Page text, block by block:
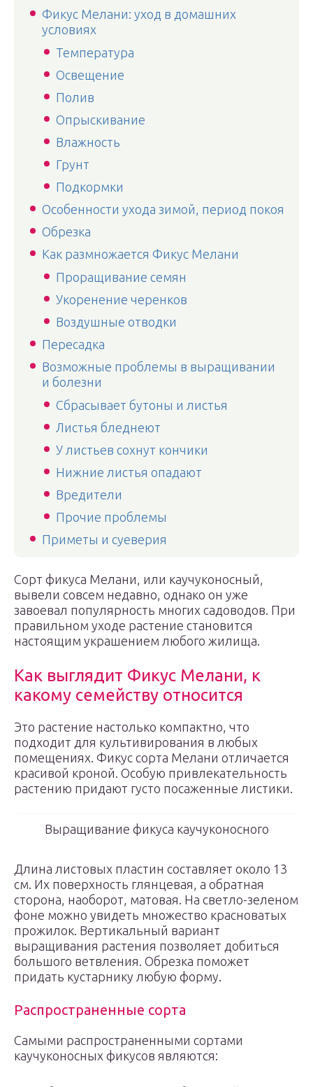
Фикус Мелани: уход в домашних
условиях
Температура
Освещение
Полив
Опрыскивание
Влажность
Грунт
Подкормки
Особенности ухода зимой, период покоя
Обрезка
Как размножается Фикус Мелани
Проращивание семян
Укоренение черенков
Воздушные отводки
Пересадка
Возможные проблемы в выращивании
и болезни
Сбрасывает бутоны и листья
Листья бледнеют
У листьев сохнут кончики
Нижние листья опадают
Вредители
Прочие проблемы
Приметы и суеверия
Сорт фикуса Мелани, или каучуконосный,
вывели совсем недавно, однако он уже
завоевал популярность многих садоводов. При
правильном уходе растение становится
настоящим украшением любого жилища.
Как выглядит Фикус Мелани, к
какому семейству относится
Это растение настолько компактно, что
подходит для культивирования в любых
помещениях. Фикус сорта Мелани отличается
красивой кроной. Особую привлекательность
растению придают густо посаженные листики.
Выращивание фикуса каучуконосного
Длина листовых пластин составляет около 13
см. Их поверхность глянцевая, а обратная
сторона, наоборот, матовая. На светло-зеленом
фоне можно увидеть множество красноватых
прожилок. Вертикальный вариант
выращивания растения позволяет добиться
большого ветвления. Обрезка поможет
придать кустарнику любую форму.
Распространенные сорта
Самыми распространенными сортами
каучуконосных фикусов являются: